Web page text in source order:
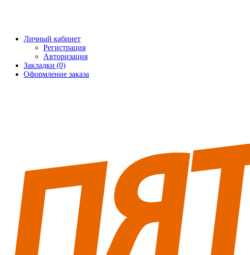
Личный кабинет
Регистрация
Авторизация
Закладки (0)
Оформление заказа